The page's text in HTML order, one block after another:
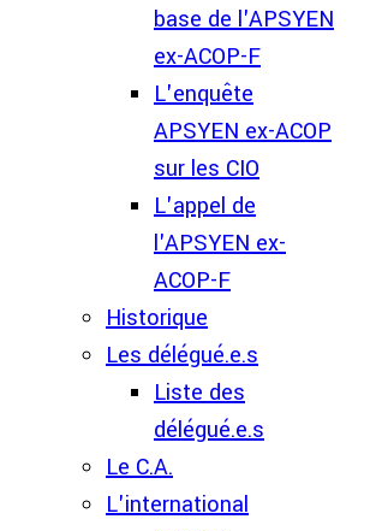
base de l'APSYEN
ex-ACOP-F
L'enquête
APSYEN ex-ACOP
sur les CIO
L'appel de
l'APSYEN ex-
ACOP-F
Historique
Les délégué.e.s
Liste des
délégué.e.s
Le C.A.
L'international